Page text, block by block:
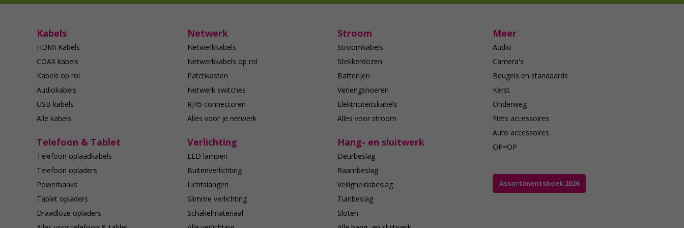
Kabels
HDMI Kabels
COAX kabels
Kabels op rol
Audiokabels
USB kabels
Alle kabels
Netwerk
Netwerkkabels
Netwerkkabels op rol
Patchkasten
Netwerk switches
RJ45 connectoren
Alles voor je netwerk
Stroom
Stroomkabels
Stekkerdozen
Batterijen
Verlengsnoeren
Elektriciteitskabels
Alles voor stroom
Telefoon & Tablet
Telefoon oplaadkabels
Telefoon opladers
Powerbanks
Tablet opladers
Draadloze opladers
Verlichting
LED lampen
Buitenverlichting
Lichtslangen
Slimme verlichting
Schakelmateriaal
Hang- en sluitwerk
Deurbeslag
Raambeslag
Veiligheidsbeslag
Tuinbeslag
Sloten
Meer
Audio
Camera's
Beugels en standaards
Kerst
Onderweg
Fiets accessoires
Auto accessoires
OP=OP
Assortimentsboek 2026